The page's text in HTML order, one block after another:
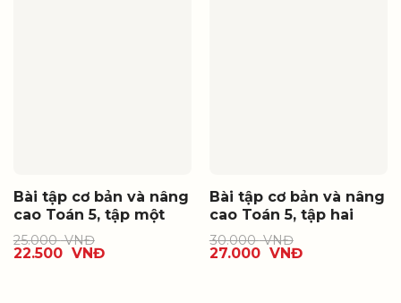
Bài tập cơ bản và nâng
cao Toán 5, tập một
25.000VNĐ
22.500 VNĐ
Bài tập cơ bản và nâng
cao Toán 5, tập hai
30.000VNĐ
27.000 VNĐ